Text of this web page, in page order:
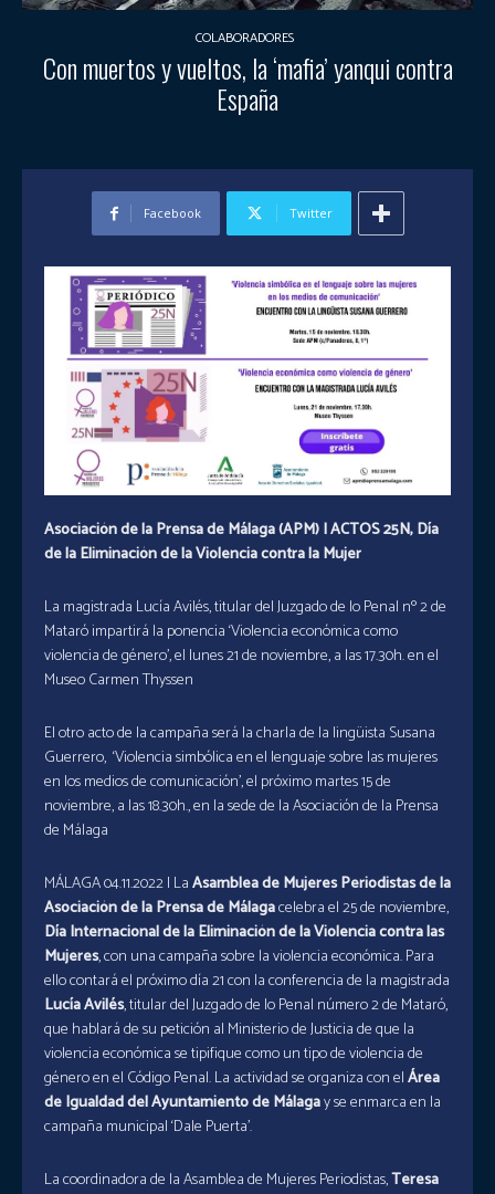
COLABORADORES
Con muertos y vueltos, la ‘mafia’ yanqui contra
España
Facebook Twitter
Asociación de la Prensa de Málaga (APM) | ACTOS 25N, Día
de la Eliminación de la Violencia contra la Mujer
La magistrada Lucía Avilés, titular del Juzgado de lo Penal nº 2 de
Mataró impartirá la ponencia ‘Violencia económica como
violencia de género’, el lunes 21 de noviembre, a las 17.30h. en el
Museo Carmen Thyssen
El otro acto de la campaña será la charla de la lingüista Susana
Guerrero, ‘Violencia simbólica en el lenguaje sobre las mujeres
en los medios de comunicación’, el próximo martes 15 de
noviembre, a las 18.30h., en la sede de la Asociación de la Prensa
de Málaga
MÁLAGA 04.11.2022 | LaAsamblea de Mujeres Periodistas de la
Asociación de la Prensa de Málagacelebra el 25 de noviembre,
Día Internacional de la Eliminación de la Violencia contra las
Mujeres, con una campaña sobre la violencia económica. Para
ello contará el próximo día 21 con la conferencia de la magistrada
Lucía Avilés, titular del Juzgado de lo Penal número 2 de Mataró,
que hablará de su petición al Ministerio de Justicia de que la
violencia económica se tipifique como un tipo de violencia de
género en el Código Penal. La actividad se organiza con elÁrea
de Igualdad del Ayuntamiento de Málagay se enmarca en la
campaña municipal ‘Dale Puerta’.
La coordinadora de la Asamblea de Mujeres Periodistas,Teresa